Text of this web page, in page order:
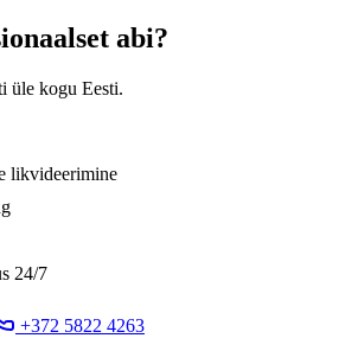
abi?
üle kogu Eesti.
likvideerimine
24/7
+372 5822 4263